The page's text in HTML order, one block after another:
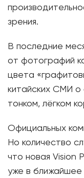
зрения.
В последние
от фотографий
цвета
китайских СМИ о
тонком, лёгком
Официальных
Но количество
что новая Vision
уже в